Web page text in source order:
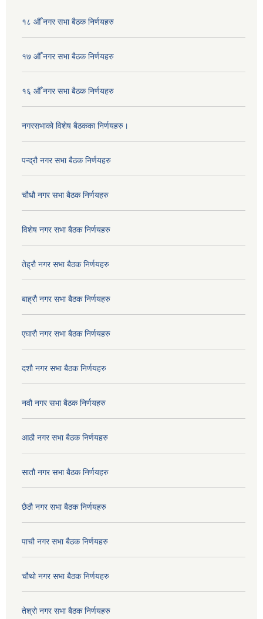
१८ औँ नगर सभा बैठक निर्णयहरु
१७ औँ नगर सभा बैठक निर्णयहरु
१६ औँ नगर सभा बैठक निर्णयहरु
नगरसभाको विशेष बैठकका निर्णयहरु।
पन्द्रौ नगर सभा बैठक निर्णयहरु
चौधौ नगर सभा बैठक निर्णयहरु
विशेष नगर सभा बैठक निर्णयहरु
तेह्रौ नगर सभा बैठक निर्णयहरु
बाह्रौ नगर सभा बैठक निर्णयहरु
एघारौ नगर सभा बैठक निर्णयहरु
दशौ नगर सभा बैठक निर्णयहरु
नवौ नगर सभा बैठक निर्णयहरु
आठौ नगर सभा बैठक निर्णयहरु
सातौ नगर सभा बैठक निर्णयहरु
छैठौ नगर सभा बैठक निर्णयहरु
पाचौ नगर सभा बैठक निर्णयहरु
चौथो नगर सभा बैठक निर्णयहरु
तेश्रो नगर सभा बैठक निर्णयहरु